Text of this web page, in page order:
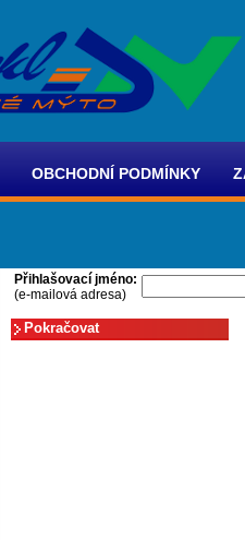
OBCHODNÍ PODMÍNKY
Přihlašovací jméno:
(e-mailová adresa)